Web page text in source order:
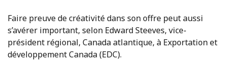
Faire preuve de créativité dans son offre peut aussi
s’avérer important, selon Edward Steeves, vice-
président régional, Canada atlantique, à Exportation et
développement Canada (EDC).